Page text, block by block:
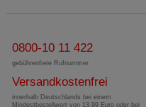
0800-10 11 422
gebührenfreie Rufnummer
Versandkostenfrei
innerhalb Deutschlands bei einem
Mindestbestellwert von 13,99 Euro oder bei